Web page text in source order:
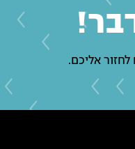
אליכם.